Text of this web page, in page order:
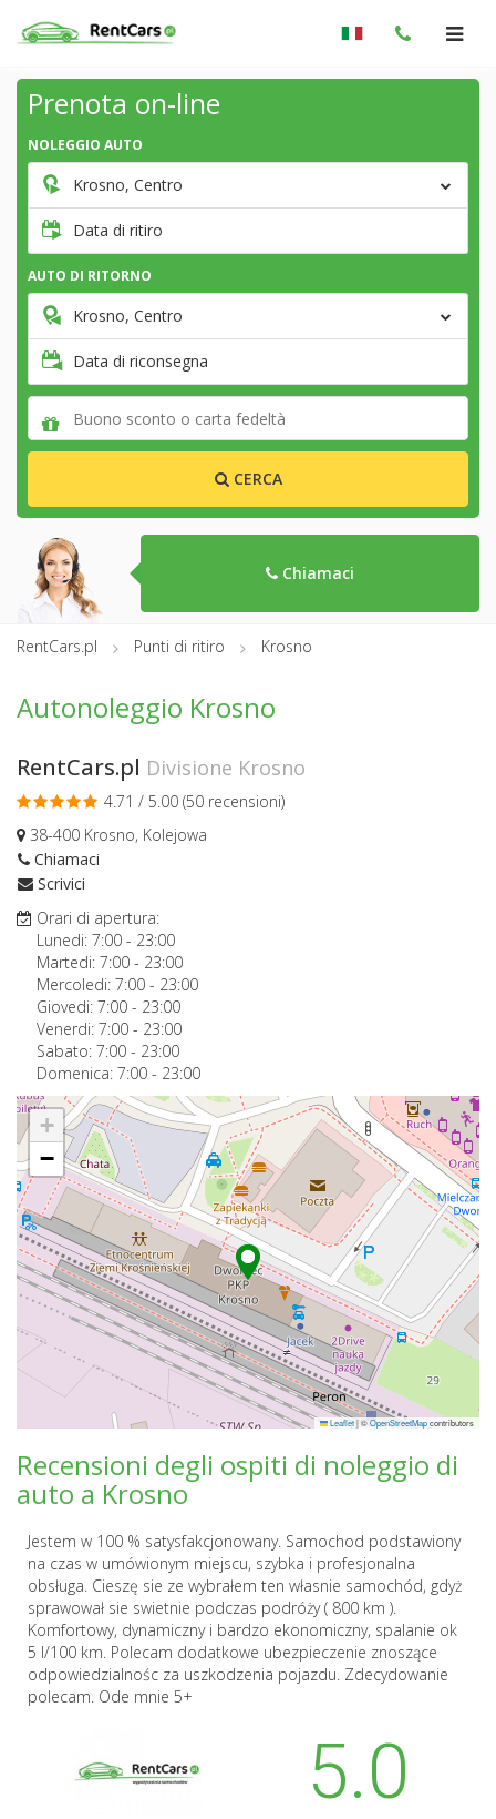
Prenota on-line
NOLEGGIO AUTO
Krosno, Centro
Data di ritiro
AUTO DI RITORNO
Krosno, Centro
Data di riconsegna
CERCA
Chiamaci
RentCars.pl Punti di ritiro Krosno
Autonoleggio Krosno
RentCars.pl Divisione Krosno
4.71 / 5.00 (50 recensioni)
38-400 Krosno, Kolejowa
Chiamaci
Scrivici
Orari di apertura:
Lunedi: 7:00 - 23:00
Martedi: 7:00 - 23:00
Mercoledi: 7:00 - 23:00
Giovedi: 7:00 - 23:00
Venerdi: 7:00 - 23:00
Sabato: 7:00 - 23:00
Domenica: 7:00 - 23:00
+
−
Leaflet|©OpenStreetMapcontributors
Recensioni degli ospiti di noleggio di
auto a Krosno
Jestem w 100 % satysfakcjonowany. Samochod podstawiony
na czas w umówionym miejscu, szybka i profesjonalna
obsługa. Cieszę sie ze wybrałem ten własnie samochód, gdyż
sprawował sie swietnie podczas podróży ( 800 km ).
Komfortowy, dynamiczny i bardzo ekonomiczny, spalanie ok
5 l/100 km. Polecam dodatkowe ubezpieczenie znoszące
odpowiedzialnośc za uszkodzenia pojazdu. Zdecydowanie
polecam. Ode mnie 5+
5.0